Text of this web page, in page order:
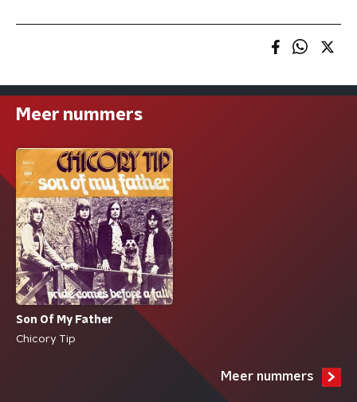
Meer nummers
Son Of My Father
Chicory Tip
Meer nummers